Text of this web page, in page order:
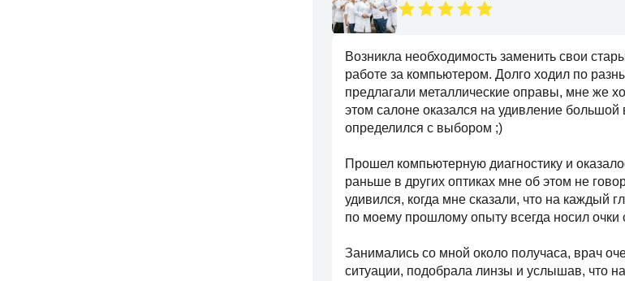
Возникла необходимость заменить свои
работе за компьютером. Долго ходил по
предлагали металлические оправы, мне же
этом салоне оказался на удивление
определился с выбором ;)
Прошел компьютерную диагностику и
раньше в других оптиках мне об этом не
удивился, когда мне сказали, что на каждый
по моему прошлому опыту всегда носил
Занимались со мной около получаса, врач
ситуации, подобрала линзы и услышав, что